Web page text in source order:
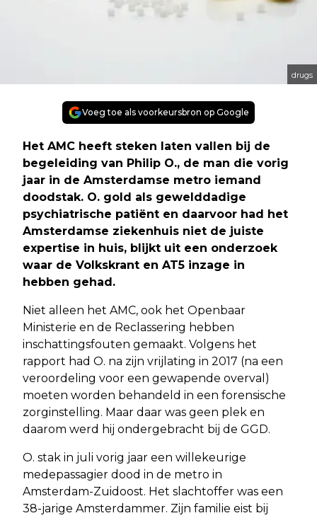
drugs
Voeg toe als voorkeursbron op Google
Het AMC heeft steken laten vallen bij de
begeleiding van Philip O., de man die vorig
jaar in de Amsterdamse metro iemand
doodstak. O. gold als gewelddadige
psychiatrische patiënt en daarvoor had het
Amsterdamse ziekenhuis niet de juiste
expertise in huis, blijkt uit een onderzoek
waar de Volkskrant en AT5 inzage in
hebben gehad.
Niet alleen het AMC, ook het Openbaar
Ministerie en de Reclassering hebben
inschattingsfouten gemaakt. Volgens het
rapport had O. na zijn vrijlating in 2017 (na een
veroordeling voor een gewapende overval)
moeten worden behandeld in een forensische
zorginstelling. Maar daar was geen plek en
daarom werd hij ondergebracht bij de GGD.
O. stak in juli vorig jaar een willekeurige
medepassagier dood in de metro in
Amsterdam-Zuidoost. Het slachtoffer was een
38-jarige Amsterdammer. Zijn familie eist bij